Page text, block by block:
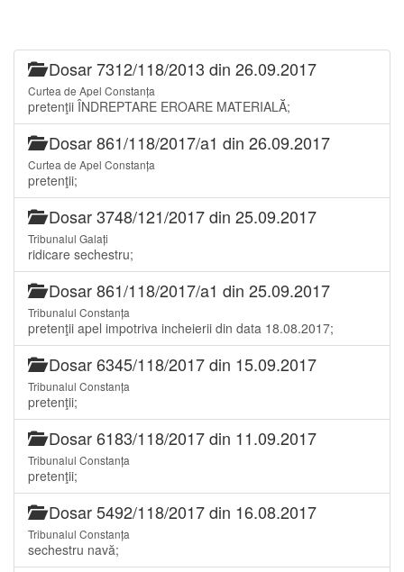
Dosar 7312/118/2013 din 26.09.2017
Curtea de Apel Constanța
pretenţii ÎNDREPTARE EROARE MATERIALĂ;
Dosar 861/118/2017/a1 din 26.09.2017
Curtea de Apel Constanța
pretenţii;
Dosar 3748/121/2017 din 25.09.2017
Tribunalul Galați
ridicare sechestru;
Dosar 861/118/2017/a1 din 25.09.2017
Tribunalul Constanța
pretenţii apel impotriva incheierii din data 18.08.2017;
Dosar 6345/118/2017 din 15.09.2017
Tribunalul Constanța
pretenţii;
Dosar 6183/118/2017 din 11.09.2017
Tribunalul Constanța
pretenţii;
Dosar 5492/118/2017 din 16.08.2017
Tribunalul Constanța
sechestru navă;